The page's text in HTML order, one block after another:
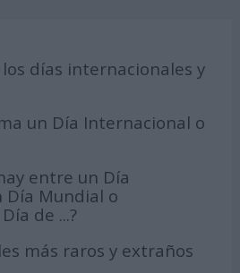
días internacionales y
un Día Internacional o
entre un Día
Día Mundial o
de ...?
más raros y extraños